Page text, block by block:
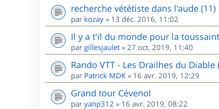
recherche vététiste dans l'aude (11)
par kozay » 13 déc. 2016, 11:02
Il y a t'il du monde pour la
par gillesjaulet » 27 oct. 2019, 11:40
Rando VTT - Les Drailhes du Diable
par Patrick MDK » 16 avr. 2019, 12:29
Grand tour Cévenol
par yanp312 » 16 avr. 2019, 08:22